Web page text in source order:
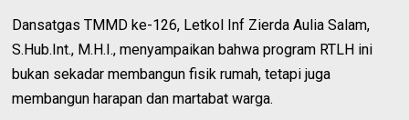
Dansatgas TMMD ke-126, Letkol Inf Zierda Aulia Salam,
S.Hub.Int., M.H.I., menyampaikan bahwa program RTLH ini
bukan sekadar membangun fisik rumah, tetapi juga
membangun harapan dan martabat warga.